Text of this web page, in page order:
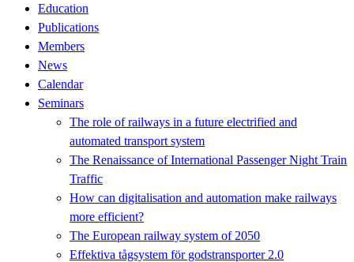
Education
Publications
Members
News
Calendar
Seminars
The role of railways in a future electrified and
automated transport system
The Renaissance of International Passenger Night Train
Traffic
How can digitalisation and automation make railways
more efficient?
The European railway system of 2050
Effektiva tågsystem för godstransporter 2.0